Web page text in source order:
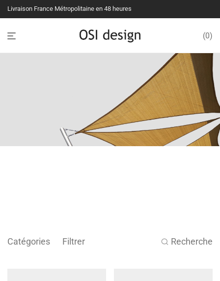
Livraison France Métropolitaine en 48 heures
0
Catégories Filtrer Recherche